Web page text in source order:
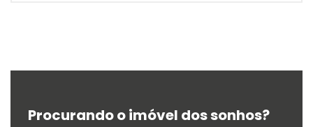
Procurando o imóvel dos sonhos?